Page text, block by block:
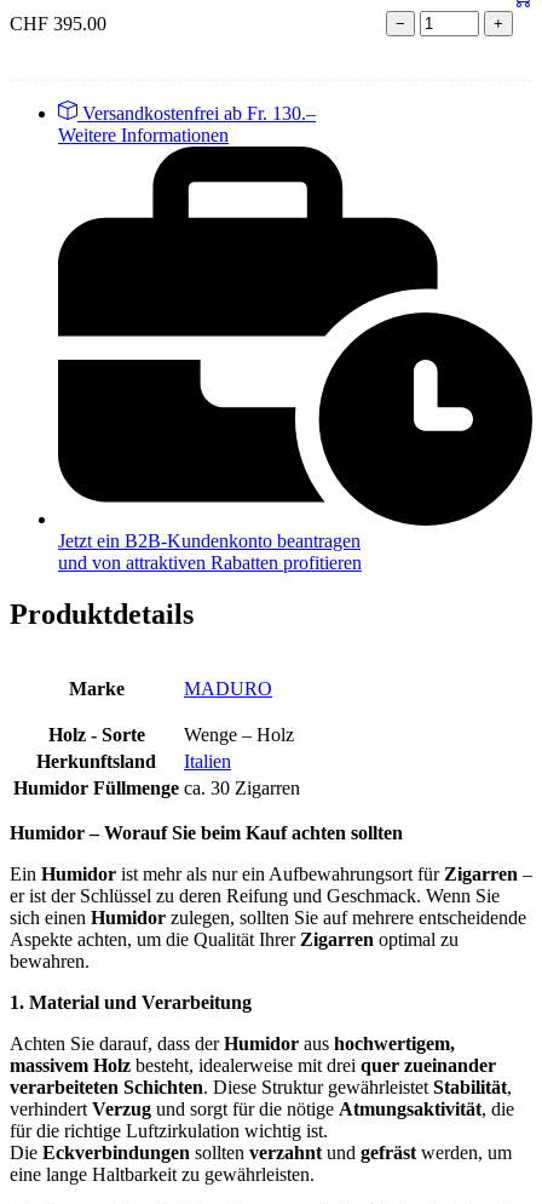
CHF 395.00 − +
Versandkostenfrei ab Fr. 130.–
Weitere Informationen
Jetzt ein B2B-Kundenkonto beantragen
und von attraktiven Rabatten profitieren
Produktdetails
Marke MADURO
Holz - Sorte
Wenge – Holz
Herkunftsland
Italien
Humidor Füllmenge ca. 30 Zigarren
Humidor – Worauf Sie beim Kauf achten sollten
Ein Humidor ist mehr als nur ein Aufbewahrungsort für Zigarren –
er ist der Schlüssel zu deren Reifung und Geschmack. Wenn Sie
sich einen Humidor zulegen, sollten Sie auf mehrere entscheidende
Aspekte achten, um die Qualität Ihrer Zigarren optimal zu
bewahren.
1. Material und Verarbeitung
Achten Sie darauf, dass derHumidor aus hochwertigem,
massivem Holz besteht, idealerweise mit drei quer zueinander
verarbeiteten Schichten. Diese Struktur gewährleistet Stabilität,
verhindert Verzug und sorgt für die nötige Atmungsaktivität, die
für die richtige Luftzirkulation wichtig ist.
Die Eckverbindungen sollten verzahnt und gefräst werden, um
eine lange Haltbarkeit zu gewährleisten.